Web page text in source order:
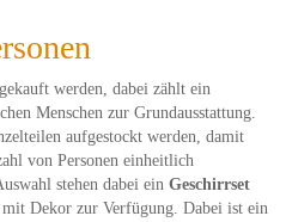
werden, dabei zählt ein
Menschen zur Grundausstattung.
aufgestockt werden, damit
von Personen einheitlich
stehen dabei ein Geschirrset
Dekor zur Verfügung. Dabei ist ein